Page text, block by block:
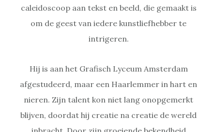
caleidoscoop aan tekst en beeld, die gemaakt is
om de geest van iedere kunstliefhebber te
intrigeren.
Hij is aan het Grafisch Lyceum Amsterdam
afgestudeerd, maar een Haarlemmer in hart en
nieren. Zijn talent kon niet lang onopgemerkt
blijven, doordat hij creatie na creatie de wereld